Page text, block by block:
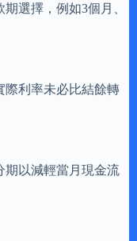
選擇，例如3個月、
際利率未必比結餘轉
期以減輕當月現金流